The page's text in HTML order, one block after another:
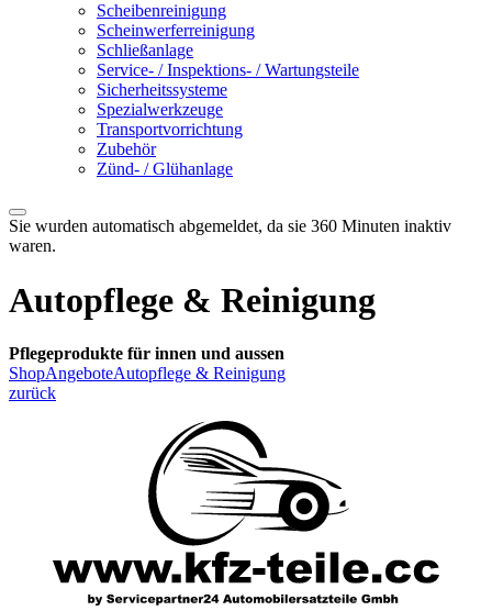
Scheibenreinigung
Scheinwerferreinigung
Schließanlage
Service- / Inspektions- / Wartungsteile
Sicherheitssysteme
Spezialwerkzeuge
Transportvorrichtung
Zubehör
Zünd- / Glühanlage
Sie wurden automatisch abgemeldet, da sie 360 Minuten inaktiv
waren.
Autopflege & Reinigung
Pflegeprodukte für innen und aussen
ShopAngeboteAutopflege & Reinigung
zurück